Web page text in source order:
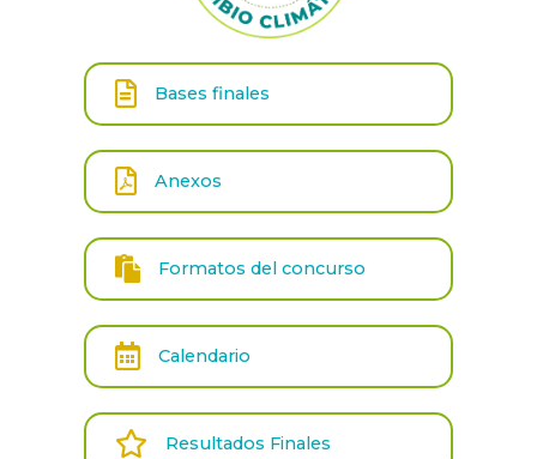
Bases finales
Anexos
Formatos del concurso
Calendario
Resultados Finales